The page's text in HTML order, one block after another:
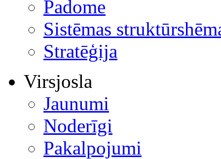
Padome
Sistēmas
Stratēģija
Virsjosla
Jaunumi
Noderīgi
Pakalpojumi